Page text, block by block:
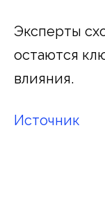
Эксперты
остаются
влияния.
Источник